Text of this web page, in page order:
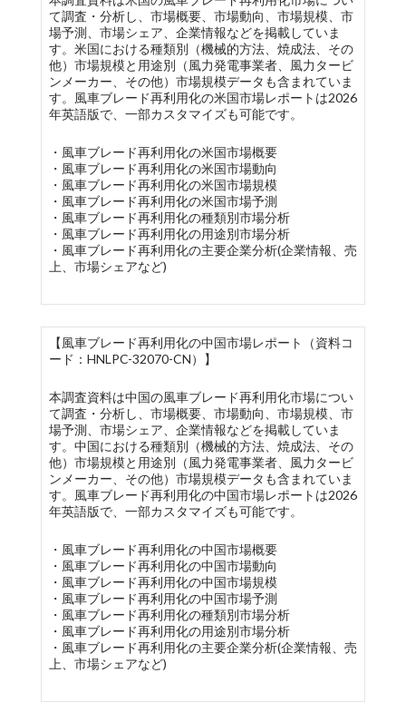
て調査・分析し、市場概要、市場動向、市場規模、市
場予測、市場シェア、企業情報などを掲載していま
す。米国における種類別（機械的方法、焼成法、その
他）市場規模と用途別（風力発電事業者、風力タービ
ンメーカー、その他）市場規模データも含まれていま
す。風車ブレード再利用化の米国市場レポートは2026
年英語版で、一部カスタマイズも可能です。
・風車ブレード再利用化の米国市場概要
・風車ブレード再利用化の米国市場動向
・風車ブレード再利用化の米国市場規模
・風車ブレード再利用化の米国市場予測
・風車ブレード再利用化の種類別市場分析
・風車ブレード再利用化の用途別市場分析
・風車ブレード再利用化の主要企業分析(企業情報、売
上、市場シェアなど)
【風車ブレード再利用化の中国市場レポート（資料コ
ード：HNLPC-32070-CN）】
本調査資料は中国の風車ブレード再利用化市場につい
て調査・分析し、市場概要、市場動向、市場規模、市
場予測、市場シェア、企業情報などを掲載していま
す。中国における種類別（機械的方法、焼成法、その
他）市場規模と用途別（風力発電事業者、風力タービ
ンメーカー、その他）市場規模データも含まれていま
す。風車ブレード再利用化の中国市場レポートは2026
年英語版で、一部カスタマイズも可能です。
・風車ブレード再利用化の中国市場概要
・風車ブレード再利用化の中国市場動向
・風車ブレード再利用化の中国市場規模
・風車ブレード再利用化の中国市場予測
・風車ブレード再利用化の種類別市場分析
・風車ブレード再利用化の用途別市場分析
・風車ブレード再利用化の主要企業分析(企業情報、売
上、市場シェアなど)